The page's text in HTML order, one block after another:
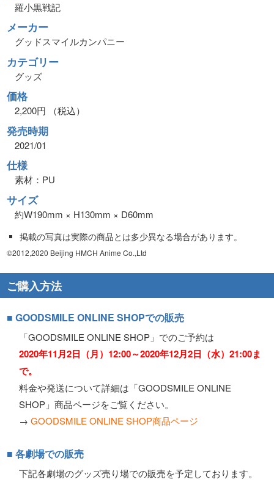
羅小黒戦記
メーカー
グッドスマイルカンパニー
カテゴリー
グッズ
価格
2,200円 （税込）
発売時期
2021/01
仕様
素材：PU
サイズ
約W190mm × H130mm × D60mm
掲載の写真は実際の商品とは多少異なる場合があります。
©2012,2020 Beijing HMCH Anime Co.,Ltd
ご購入方法
■ GOODSMILE ONLINE SHOPでの販売
「GOODSMILE ONLINE SHOP」でのご予約は
2020年11月2日（月）12:00～2020年12月2日（水）21:00ま
で。
料金や発送について詳細は「GOODSMILE ONLINE
SHOP」商品ページをご覧ください。
→GOODSMILE ONLINE SHOP商品ページ
■ 各劇場での販売
下記各劇場のグッズ売り場での販売を予定しております。